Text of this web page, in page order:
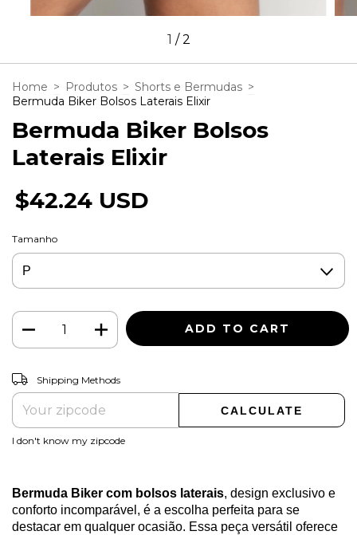
1 /2
Home > Produtos > Shorts e Bermudas >
Bermuda Biker Bolsos Laterais Elixir
Bermuda Biker Bolsos
Laterais Elixir
$42.24 USD
Tamanho
Shipping for zipcode:
Shipping Methods
CALCULATE
I don't know my zipcode
Bermuda Biker com bolsos laterais, design exclusivo e
conforto incomparável, é a escolha perfeita para se
destacar em qualquer ocasião. Essa peça versátil oferece